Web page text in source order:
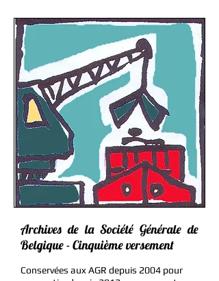
Archives de la Société Générale de
Belgique - Cinquième versement
Conservées aux AGR depuis 2004 pour